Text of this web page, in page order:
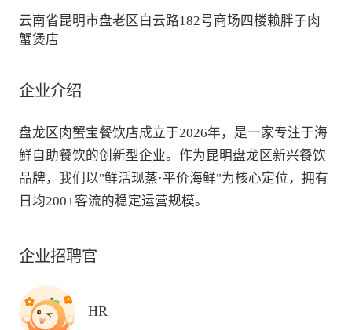
云南省昆明市盘老区白云路182号商场四楼赖胖子肉
蟹煲店
企业介绍
盘龙区肉蟹宝餐饮店成立于2026年，是一家专注于海
鲜自助餐饮的创新型企业。作为昆明盘龙区新兴餐饮
品牌，我们以"鲜活现蒸·平价海鲜"为核心定位，拥有
日均200+客流的稳定运营规模。
企业招聘官
HR